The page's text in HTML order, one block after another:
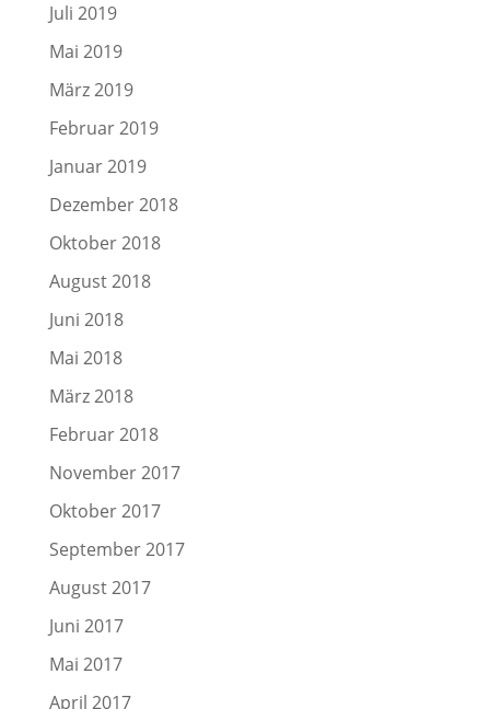
Juli 2019
Mai 2019
März 2019
Februar 2019
Januar 2019
Dezember 2018
Oktober 2018
August 2018
Juni 2018
Mai 2018
März 2018
Februar 2018
November 2017
Oktober 2017
September 2017
August 2017
Juni 2017
Mai 2017
April 2017